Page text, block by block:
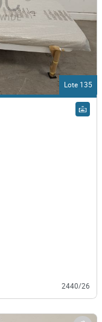
Lote 135
2440/26